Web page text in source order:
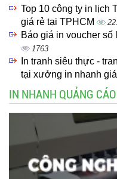
Top 10 công ty in lịch
giá rẻ tại TPHCM
Báo giá in voucher
1763
In tranh siêu thực -
tại xưởng in nhanh
IN NHANH QUẢNG CÁO